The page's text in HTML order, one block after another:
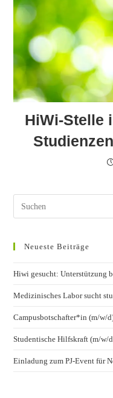
HiWi-Stelle
Neueste Beiträge
Hiwi gesucht: Unterstützung
Medizinisches Labor sucht
Campusbotschafter*in (m/w/
Studentische Hilfskraft (m/w/
Einladung zum PJ-Event für